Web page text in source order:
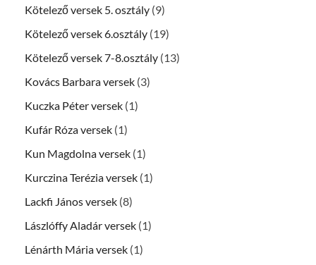
Kötelező versek 5. osztály (9)
Kötelező versek 6.osztály (19)
Kötelező versek 7-8.osztály (13)
Kovács Barbara versek (3)
Kuczka Péter versek (1)
Kufár Róza versek (1)
Kun Magdolna versek (1)
Kurczina Terézia versek (1)
Lackfi János versek (8)
Lászlóffy Aladár versek (1)
Lénárth Mária versek (1)